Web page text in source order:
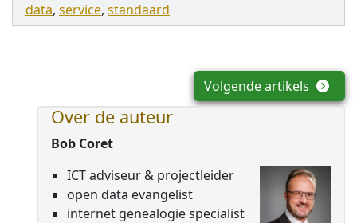
data, service, standaard
Volgende artikels
Over de auteur
Bob Coret
ICT adviseur & projectleider
open data evangelist
internet genealogie specialist